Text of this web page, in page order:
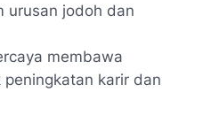
urusan jodoh dan
membawa
karir dan